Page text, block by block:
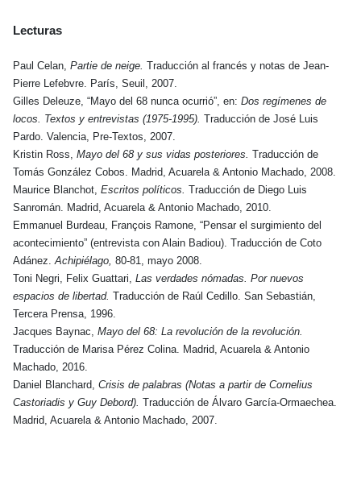
Lecturas
Paul Celan, Partie de neige. Traducción al francés y notas de Jean-
Pierre Lefebvre. París, Seuil, 2007.
Gilles Deleuze, “Mayo del 68 nunca ocurrió”, en: Dos regímenes de
locos. Textos y entrevistas (1975-1995). Traducción de José Luis
Pardo. Valencia, Pre-Textos, 2007.
Kristin Ross, Mayo del 68 y sus vidas posteriores. Traducción de
Tomás González Cobos. Madrid, Acuarela & Antonio Machado, 2008.
Maurice Blanchot, Escritos políticos. Traducción de Diego Luis
Sanromán. Madrid, Acuarela & Antonio Machado, 2010.
Emmanuel Burdeau, François Ramone, “Pensar el surgimiento del
acontecimiento” (entrevista con Alain Badiou). Traducción de Coto
Adánez.Achipiélago, 80-81, mayo 2008.
Toni Negri, Felix Guattari, Las verdades nómadas. Por nuevos
espacios de libertad. Traducción de Raúl Cedillo. San Sebastián,
Tercera Prensa, 1996.
Jacques Baynac, Mayo del 68: La revolución de la revolución.
Traducción de Marisa Pérez Colina. Madrid, Acuarela & Antonio
Machado, 2016.
Daniel Blanchard, Crisis de palabras (Notas a partir de Cornelius
Castoriadis y Guy Debord). Traducción de Álvaro García-Ormaechea.
Madrid, Acuarela & Antonio Machado, 2007.